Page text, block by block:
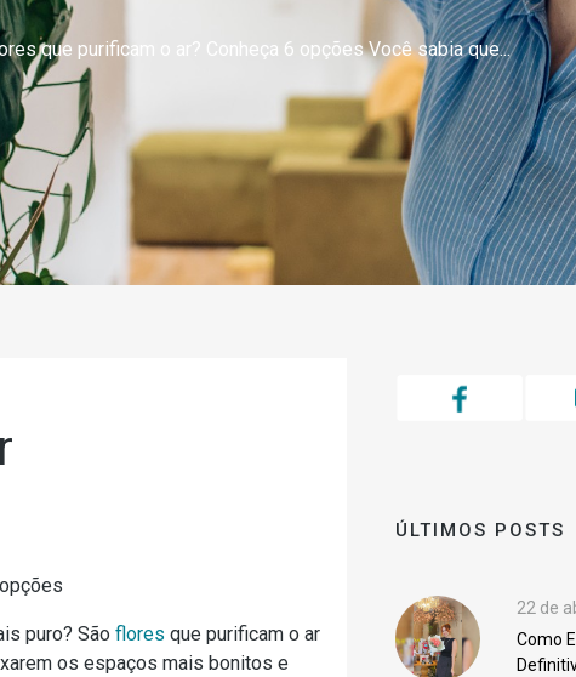
que purificam o ar? Conheça 6 opções Você sabia que...
puro? São flores que purificam o ar
os espaços mais bonitos e
ÚLTIMOS POSTS
22 de
Como